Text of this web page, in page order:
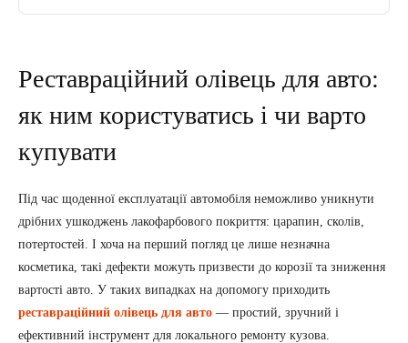
Реставраційний олівець для авто:
як ним користуватись і чи варто
купувати
Під час щоденної експлуатації автомобіля неможливо уникнути
дрібних ушкоджень лакофарбового покриття: царапин, сколів,
потертостей. І хоча на перший погляд це лише незначна
косметика, такі дефекти можуть призвести до корозії та зниження
вартості авто. У таких випадках на допомогу приходить
реставраційний олівець для авто — простий, зручний і
ефективний інструмент для локального ремонту кузова.